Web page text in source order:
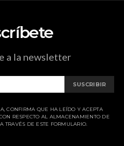
a la newsletter
SUSCRIBIR
CONFIRMA QUE HA LEÍDO Y ACEPTA
RESPECTO AL ALMACENAMIENTO DE
TRAVÉS DE ESTE FORMULARIO.